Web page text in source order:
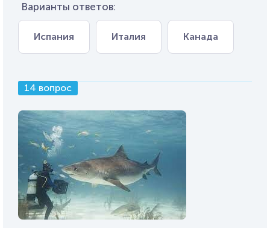
Варианты ответов:
Испания Италия Канада
14 вопрос